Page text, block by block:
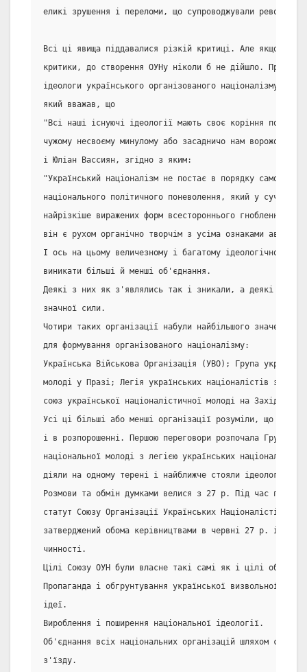
еликі зрушення і переломи, що супроводжували революцію
Всі ці явища піддавалися різкій критиці. Але якщо б
критики, до створення ОУНу ніколи б не дійшло. Проте
ідеологи українського організованого націоналізму як
який вважав, що
"Всі наші існуючі ідеології мають своє коріння поза
чужому несвоєму минулому або засадничо нам ворожому
і Юліан Вассиян, згідно з яким:
"Український націоналізм не постає в порядку самої
національного політичного поневолення, який у сучасній
найрізкіше виражених форм всестороннього гноблення
він є рухом органічно творчім з усіма ознаками
І ось на цьому величезному і багатому ідеологічному
виникати більші й менші об'єднання.
Деякі з них як з'являлись так і зникали, а деякі
значної сили.
Чотири таких організації набули найбільшого значення і
для формування організованого націоналізму:
Українська Військова Організація (УВО); Група
молоді у Празі; Легія українських націоналістів з
союз української націоналістичної молоді на Західних
Усі ці більші або менші організації розуміли, що
і в розпорошенні. Першою переговори розпочала Група
національної молоді з легією українських
діяли на одному терені і найближче стояли ідеологічно.
Розмови та обмін думками велися з 27 р. Під час
статут Союзу Організації Українських Націоналістів.
затверджений обома керівництвами в червні 27 р. і з
чинності.
Цілі Союзу ОУН були власне такі самі як і цілі обох
Пропаганда і обгрунтування української визвольної та
ідеї.
Вироблення і поширення національної ідеології.
Об'єднання всіх національних організацій шляхом
з'їзду.